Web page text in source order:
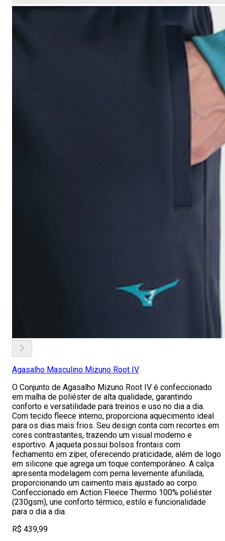
Agasalho Masculino Mizuno Root IV
O Conjunto de Agasalho Mizuno Root IV é confeccionado
em malha de poliéster de alta qualidade, garantindo
conforto e versatilidade para treinos e uso no dia a dia.
Com tecido fleece interno, proporciona aquecimento ideal
para os dias mais frios. Seu design conta com recortes em
cores contrastantes, trazendo um visual moderno e
esportivo. A jaqueta possui bolsos frontais com
fechamento em zíper, oferecendo praticidade, além de logo
em silicone que agrega um toque contemporâneo. A calça
apresenta modelagem com perna levemente afunilada,
proporcionando um caimento mais ajustado ao corpo.
Confeccionado em Action Fleece Thermo 100% poliéster
(230gsm), une conforto térmico, estilo e funcionalidade
para o dia a dia.
R$ 439,99